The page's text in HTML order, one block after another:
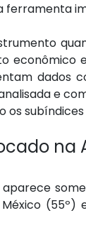
ferramenta
econômico
dados
e
na
(55º)